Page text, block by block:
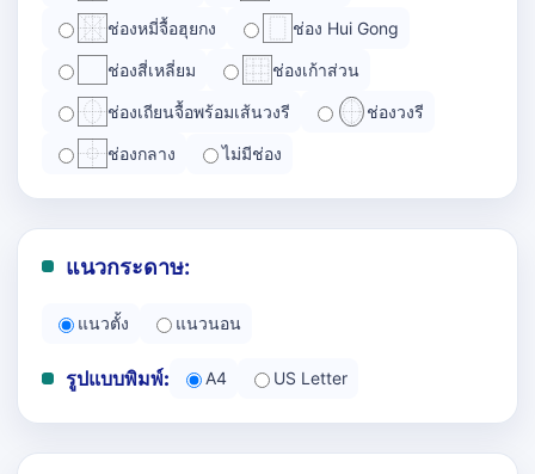
ช่องหมี่จื้อฮุยกง ช่อง Hui Gong
ช่องสี่เหลี่ยม ช่องเก้าส่วน
ช่องเถียนจื้อพร้อมเส้นวงรี ช่องวงรี
ช่องกลาง ไม่มีช่อง
แนวกระดาษ:
แนวตั้ง แนวนอน
รูปแบบพิมพ์: A4 US Letter